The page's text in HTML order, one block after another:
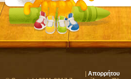
Απορρήτου